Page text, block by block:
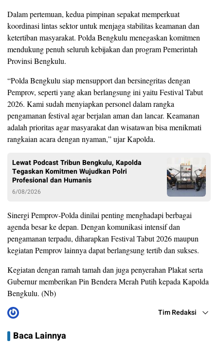
Dalam pertemuan, kedua pimpinan sepakat memperkuat
koordinasi lintas sektor untuk menjaga stabilitas keamanan dan
ketertiban masyarakat. Polda Bengkulu menegaskan komitmen
mendukung penuh seluruh kebijakan dan program Pemerintah
Provinsi Bengkulu.
“Polda Bengkulu siap mensupport dan bersinegritas dengan
Pemprov, seperti yang akan berlangsung ini yaitu Festival Tabut
2026. Kami sudah menyiapkan personel dalam rangka
pengamanan festival agar berjalan aman dan lancar. Keamanan
adalah prioritas agar masyarakat dan wisatawan bisa menikmati
rangkaian acara dengan nyaman,” ujar Kapolda.
Lewat Podcast Tribun Bengkulu, Kapolda
Tegaskan Komitmen Wujudkan Polri
Profesional dan Humanis
6/08/2026
Sinergi Pemprov-Polda dinilai penting menghadapi berbagai
agenda besar ke depan. Dengan komunikasi intensif dan
pengamanan terpadu, diharapkan Festival Tabut 2026 maupun
kegiatan Pemprov lainnya dapat berlangsung tertib dan sukses.
Kegiatan dengan ramah tamah dan juga penyerahan Plakat serta
Gubernur memberikan Pin Bendera Merah Putih kepada Kapolda
Bengkulu. (Nb)
Tim Redaksi
Baca Lainnya